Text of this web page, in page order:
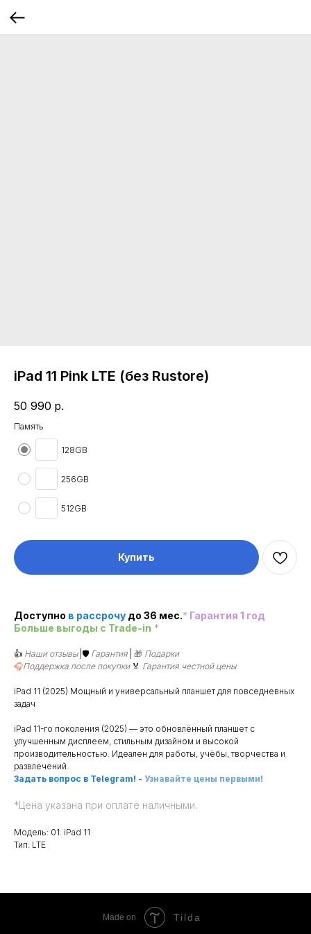
iPad 11 Pink LTE (без Rustore)
50 990 р.
Память
128GB
256GB
512GB
Купить
Доступно в рассрочу до 36 мес.* Гарантия 1 год
Больше выгоды c Trade-in *
👍 Наши отзывы |🛡️ Гарантия 🎁 Подарки
🎧Поддержка после покупки 🏅 Гарантия честной цены
iPad 11 (2025) Мощный и универсальный планшет для повседневных
задач
iPad 11-го поколения (2025) — это обновлённый планшет с
улучшенным дисплеем, стильным дизайном и высокой
производительностью. Идеален для работы, учёбы, творчества и
развлечений.
Задать вопрос в Telegram! - Узнавайте цены первыми!
*Цена указана при оплате наличными.
Модель: 01. iPad 11
Тип: LTE
Made on Tilda